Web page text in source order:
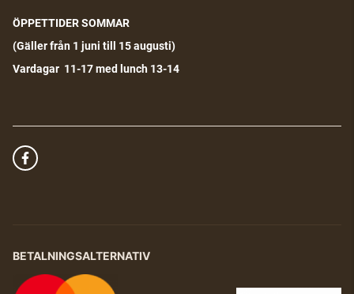
ÖPPETTIDER SOMMAR
(Gäller från 1 juni till 15 augusti)
Vardagar 11-17 med lunch 13-14
BETALNINGSALTERNATIV